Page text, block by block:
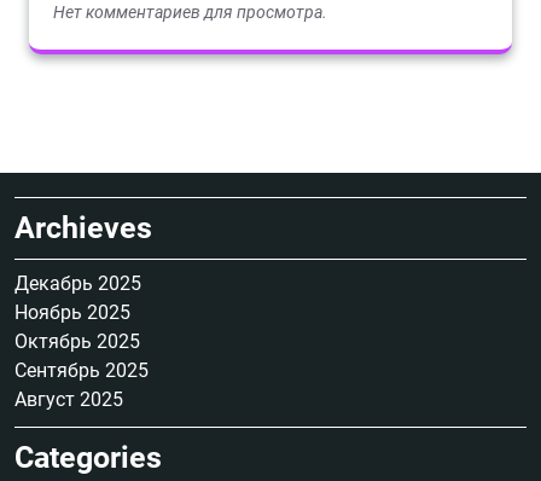
Нет комментариев для просмотра.
Archieves
Декабрь 2025
Ноябрь 2025
Октябрь 2025
Сентябрь 2025
Август 2025
Categories